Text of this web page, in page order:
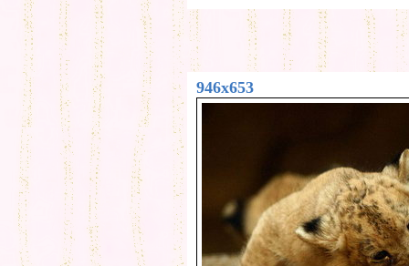
946x653